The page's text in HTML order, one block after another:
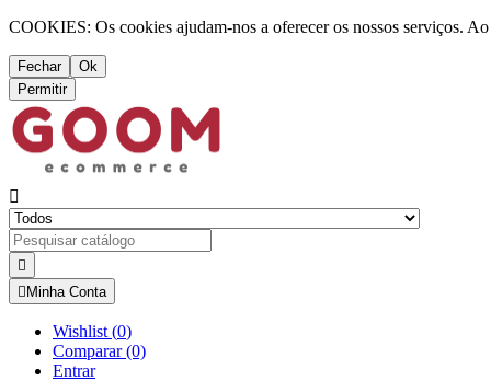
COOKIES: Os cookies ajudam-nos a oferecer os nossos serviços.
Fechar
Ok
Permitir


 Minha Conta
Wishlist (0)
Comparar(0)
Entrar